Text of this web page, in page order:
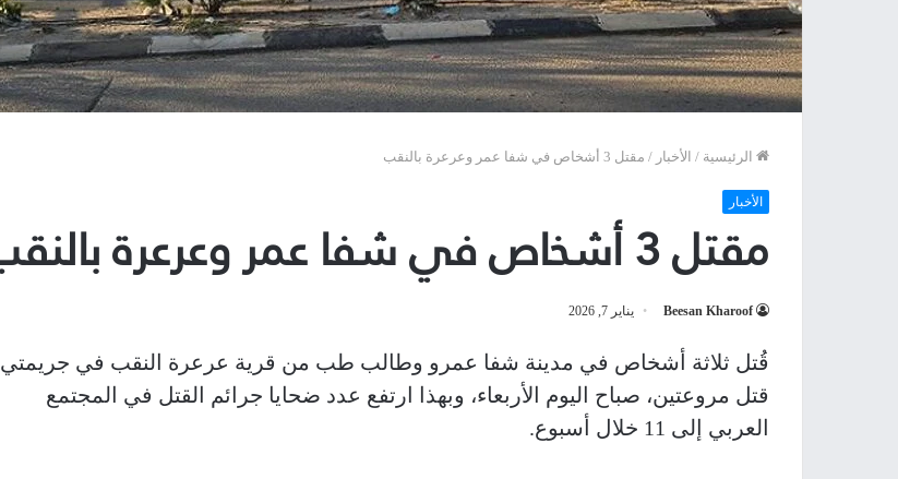
الرئيسية / الأخبار / مقتل 3 أشخاص في شفا عمر وعرعرة بالنقب
الأخبار
مقتل 3 أشخاص في شفا عمر وعرعرة بالنقب
Beesan Kharoof يناير 7, 2026
قُتل ثلاثة أشخاص في مدينة شفا عمرو وطالب طب من قرية عرعرة النقب في جريمتي
قتل مروعتين، صباح اليوم الأربعاء، وبهذا ارتفع عدد ضحايا جرائم القتل في المجتمع
العربي إلى 11 خلال أسبوع.